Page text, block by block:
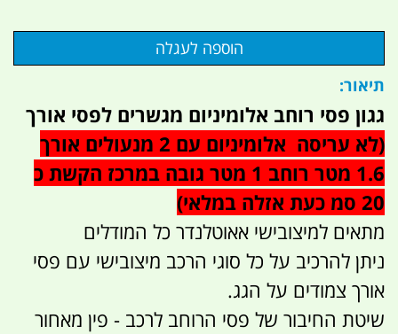
תיאור:
גגון פסי רוחב אלומיניום מגשרים לפסי אורך
(לא עריסה אלומיניום עם 2 מנעולים אורך
1.6 מטר רוחב 1 מטר גובה במרכז הקשת כ
20 סמ כעת אזלה במלאי)
מתאים למיצובישי אאוטלנדר כל המודלים
ניתן להרכיב על כל סוגי הרכב מיצובישי עם פסי
אורך צמודים על הגג.
שיטת החיבור של פסי הרוחב לרכב - פין מאחור